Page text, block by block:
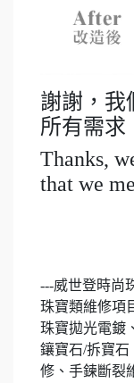
謝謝，我
所有需求
Thanks,
that we
---威世登時尚
珠寶類維修項
珠寶拋光電鍍
鑲寶石/拆寶石
修、手鍊斷裂